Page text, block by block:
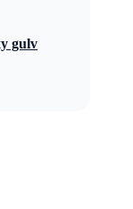
gulv